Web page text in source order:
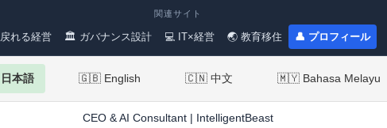
関連サイト
れる経営 🏛 ガバナンス設計 💻 IT×経営 🌏 教育移住 👤 プロフィール
本語 🇬🇧 English 🇨🇳 中文 🇲🇾 Bahasa Melayu
CEO & AI Consultant | IntelligentBeast